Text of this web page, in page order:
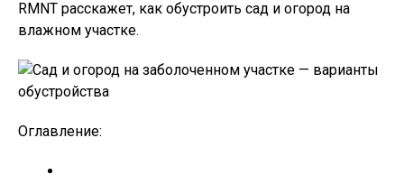
RMNT расскажет, как обустроить сад и огород на
влажном участке.
Оглавление: